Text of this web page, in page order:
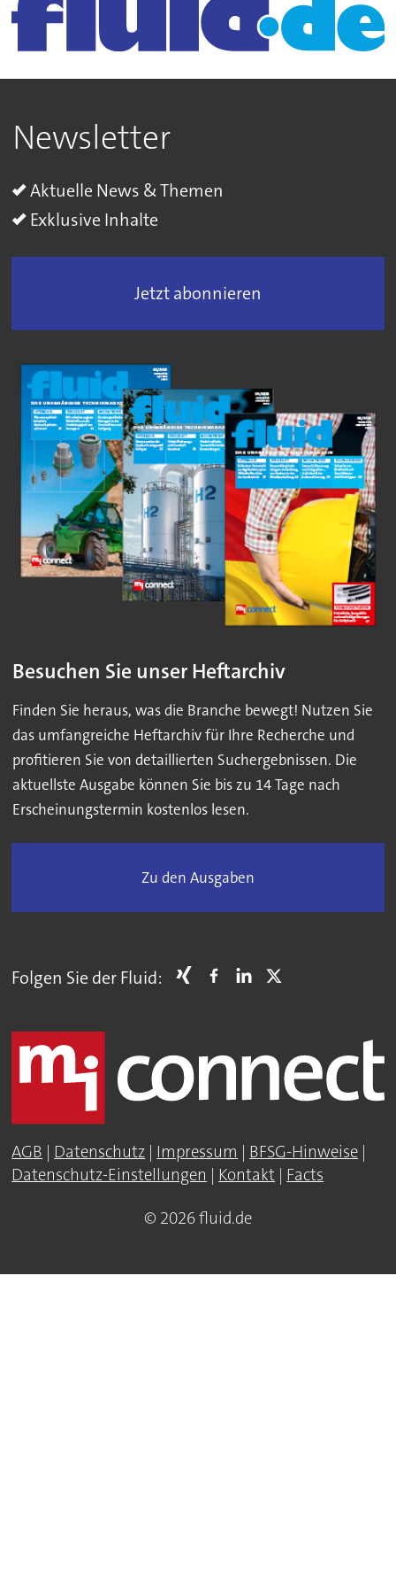
Newsletter
Aktuelle News & Themen
Exklusive Inhalte
Jetzt abonnieren
Besuchen Sie unser Heftarchiv
Finden Sie heraus, was die Branche bewegt! Nutzen Sie
das umfangreiche Heftarchiv für Ihre Recherche und
profitieren Sie von detaillierten Suchergebnissen. Die
aktuellste Ausgabe können Sie bis zu 14 Tage nach
Erscheinungstermin kostenlos lesen.
Zu den Ausgaben
Folgen Sie der Fluid:
AGB | Datenschutz | Impressum | BFSG-Hinweise |
Datenschutz-Einstellungen | Kontakt | Facts
© 2026 fluid.de